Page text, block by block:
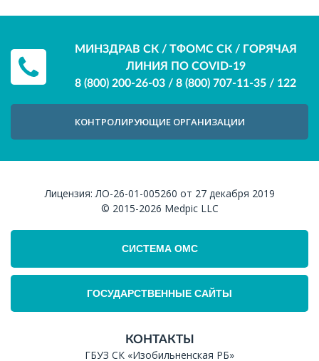
МИНЗДРАВ СК / ТФОМС СК / ГОРЯЧАЯ
ЛИНИЯ ПО COVID-19
8 (800) 200-26-03 / 8 (800) 707-11-35 / 122
КОНТРОЛИРУЮЩИЕ ОРГАНИЗАЦИИ
Лицензия:ЛО-26-01-005260 от 27 декабря 2019
© 2015-2026 Medpic LLC
СИСТЕМА ОМС
ГОСУДАРСТВЕННЫЕ САЙТЫ
КОНТАКТЫ
ГБУЗ СК «Изобильненская РБ»